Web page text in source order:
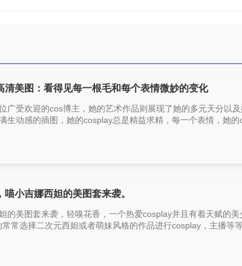
清美图：看得见每一根毛和每个表情微妙的变化
广受欢迎的cos博主，她的艺术作品则展现了她的多元天分以
生动感的插图，她的cosplay总是精益求精，每一个表情，她
喵小吉娜西妲的美图套来袭。
的美图套来袭，轻嗅花香，一个热爱cosplay并且有着天赋的
常常选择二次元西妲或者萌妹风格的作品进行cosplay，主播等